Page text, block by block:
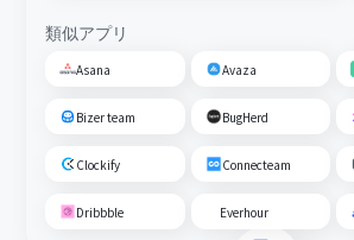
類似アプリ
Asana Avaza
Bizer team BugHerd
Clockify Connecteam
Dribbble Everhour